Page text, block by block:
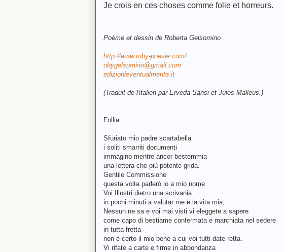
Je crois en ces choses comme folie et horreurs.
Poème et dessin de Roberta Gelsomino
http://www.roby-poesie.com/
obygelsomino@gmail.com
edizionieventualmente.it
(Traduit de l'italien par Erveda Sansi et Jules Malleus.)
Follia
Sfuriato mio padre scartabella
i soliti smarriti documenti
immagino mentre ancor bestemmia
una lettera che più potente grida.
Gentile Commissione
questa volta parlerò io a mio nome
Voi Illustri dietro una scrivania
in pochi minuti a valutar me e la vita mia;
Nessun ne sa e voi mai visti vi eleggete a sapere
come capo di bestiame confermata e marchiata nel sedere
in tutta fretta
non è certo il mio bene a cui voi tutti date retta.
Vi rifate a carte e firme in abbondanza